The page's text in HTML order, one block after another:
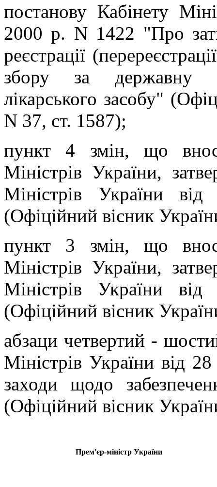
постанову Кабінету
2000 р. N 1422 "Про
реєстрації
збору за державну
лікарського засобу"
N 37, ст. 1587);
пункт 4 змін, що
Міністрів України,
Міністрів України
(Офіційний вісник
пункт 3 змін, що
Міністрів України,
Міністрів України
(Офіційний вісник
абзаци четвертий -
Міністрів України від
заходи щодо
(Офіційний вісник
Прем'єр-міністр України